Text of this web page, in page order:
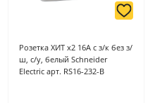
Розетка ХИТ х2 16А с з/к без з/
ш, с/у, белый Schneider
Electric арт. RS16-232-B